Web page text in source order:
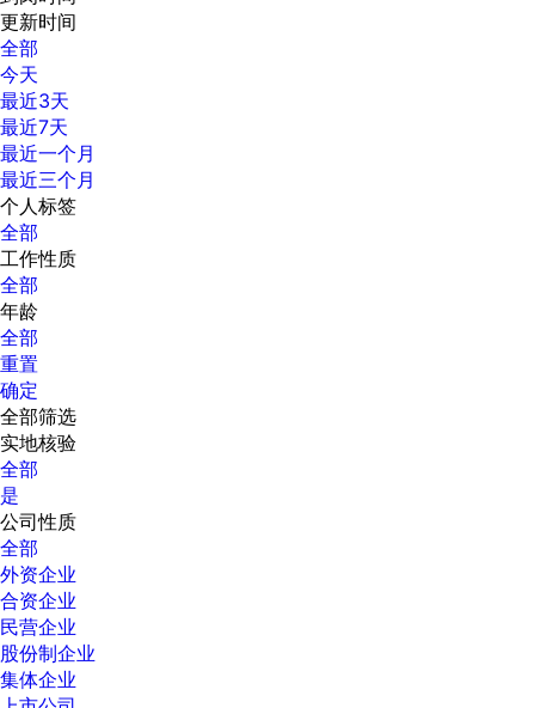
更新时间
全部
今天
最近3天
最近7天
最近一个月
最近三个月
个人标签
全部
工作性质
全部
年龄
全部
重置
确定
全部筛选
实地核验
全部
是
公司性质
全部
外资企业
合资企业
民营企业
股份制企业
集体企业